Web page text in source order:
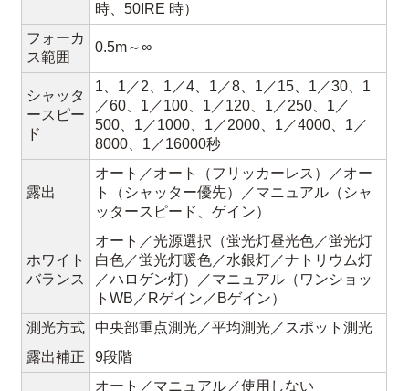
時、50IRE 時）
フォーカ
ス範囲
0.5m～∞
シャッタ
ースピー
ド
1、1／2、1／4、1／8、1／15、1／30、1
／60、1／100、1／120、1／250、1／
500、1／1000、1／2000、1／4000、1／
8000、1／16000秒
露出
オート／オート（フリッカーレス）／オー
ト（シャッター優先）／マニュアル（シャ
ッタースピード、ゲイン）
ホワイト
バランス
オート／光源選択（蛍光灯昼光色／蛍光灯
白色／蛍光灯暖色／水銀灯／ナトリウム灯
／ハロゲン灯）／マニュアル（ワンショッ
トWB／Rゲイン／Bゲイン）
測光方式
中央部重点測光／平均測光／スポット測光
露出補正
9段階
オート／マニュアル／使用しない